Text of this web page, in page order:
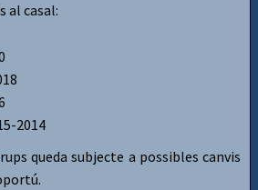
al casal:
2014
queda subjecte a possibles canvis